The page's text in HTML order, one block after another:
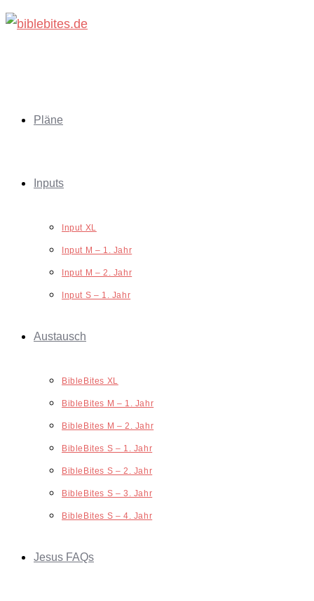
Zum
Pläne
Inputs
Input XL
Input M – 1. Jahr
Input M – 2. Jahr
Input S – 1. Jahr
Austausch
BibleBites XL
BibleBites M – 1. Jahr
BibleBites M – 2. Jahr
BibleBites S – 1. Jahr
BibleBites S – 2. Jahr
BibleBites S – 3. Jahr
BibleBites S – 4. Jahr
Jesus FAQs